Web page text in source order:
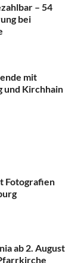
– 54
bei
mit
und Kirchhain
Fotografien
ab 2. August